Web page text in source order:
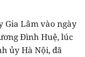
Gia Lâm vào ngày
Đình Huệ, lúc
ủy Hà Nội, đã